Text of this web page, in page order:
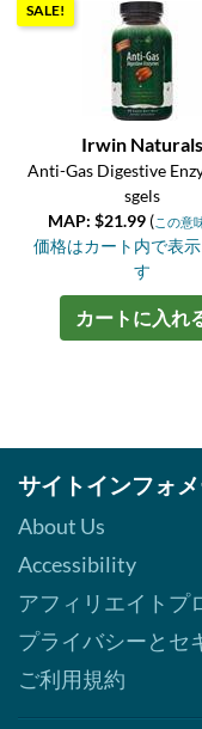
SALE!
Irwin Naturals
Anti-Gas Digestive
sgels
MAP: $21.99 (この意
価格はカート内で表
す
カートに入れ
サイトインフォ
About Us
Accessibility
アフィリエイトプ
プライバシーとセ
ご利用規約